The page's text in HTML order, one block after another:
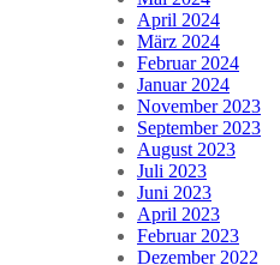
April 2024
März 2024
Februar 2024
Januar 2024
November 2023
September 2023
August 2023
Juli 2023
Juni 2023
April 2023
Februar 2023
Dezember 2022